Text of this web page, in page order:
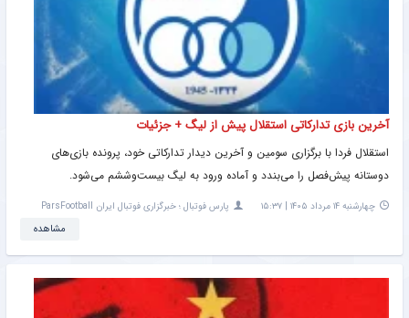
آخرین بازی تدارکاتی استقلال پیش از لیگ + جزئیات
استقلال فردا با برگزاری سومین و آخرین دیدار تدارکاتی خود، پرونده بازی‌های
دوستانه پیش‌فصل را می‌بندد و آماده ورود به لیگ بیست‌وششم می‌شود.
چهارشنبه ۱۴ مرداد ۱۴۰۵ | ۱۵:۳۷ پارس فوتبال ؛ خبرگزاری فوتبال ایران ParsFootball
مشاهده